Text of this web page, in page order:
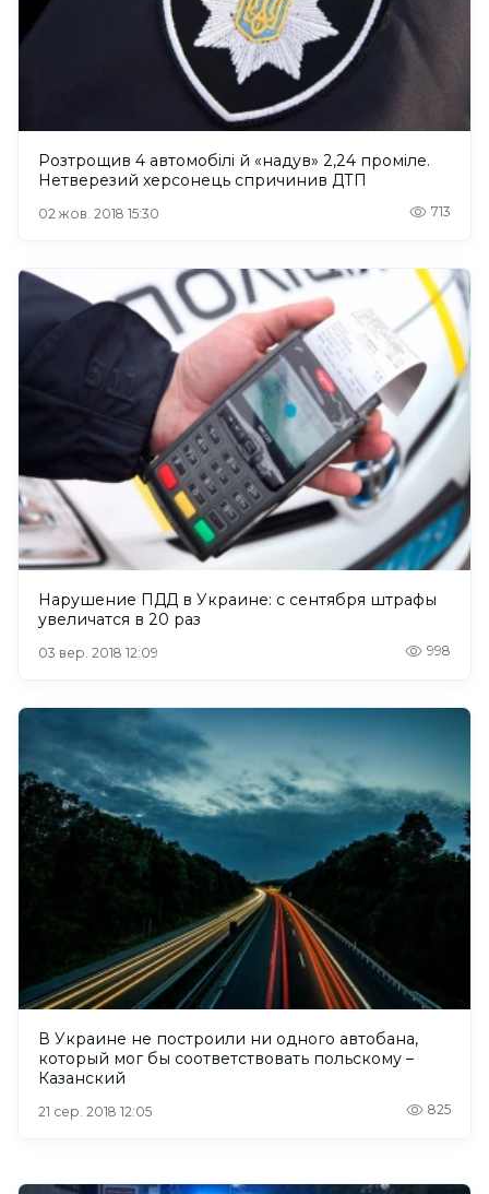
Розтрощив 4 автомобілі й «надув» 2,24 проміле.
Нетверезий херсонець спричинив ДТП
02 жов. 2018 15:30 713
Нарушение ПДД в Украине: с сентября штрафы
увеличатся в 20 раз
03 вер. 2018 12:09 998
В Украине не построили ни одного автобана,
который мог бы соответствовать польскому –
Казанский
21 сер. 2018 12:05 825